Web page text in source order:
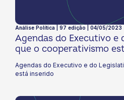
Análise Política | 97 edição | 04/05/2023
Agendas do Executivo e
que o cooperativismo
Agendas do Executivo e do
está inserido